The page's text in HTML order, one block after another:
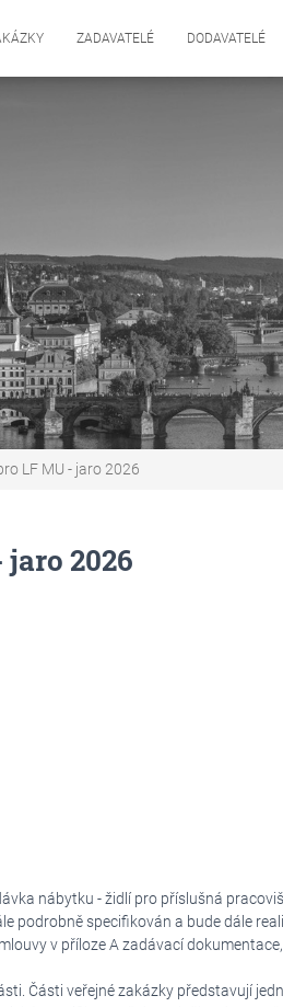
ZADAVATELÉ DODAVATELÉ
LF MU - jaro 2026
2026
nábytku - židlí pro příslušná
podrobně specifikován a bude dále
v příloze A zadávací
Části veřejné zakázky představují